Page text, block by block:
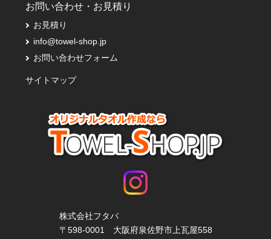
お問い合わせ・お見積り
お見積り
info@towel-shop.jp
お問い合わせフォーム
サイトマップ
株式会社フタバ
〒598-0001 大阪府泉佐野市上瓦屋558